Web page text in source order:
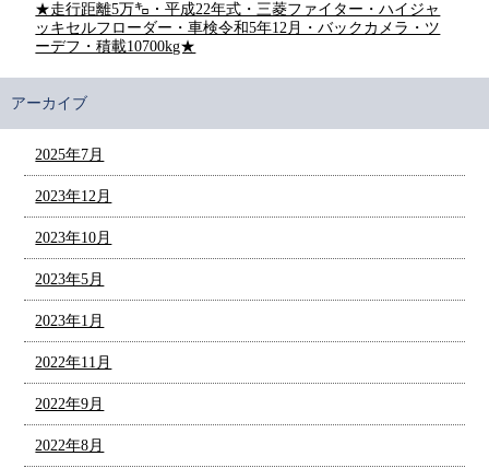
★走行距離5万㌔・平成22年式・三菱ファイター・ハイジャ
ッキセルフローダー・車検令和5年12月・バックカメラ・ツ
ーデフ・積載10700kg★
アーカイブ
2025年7月
2023年12月
2023年10月
2023年5月
2023年1月
2022年11月
2022年9月
2022年8月